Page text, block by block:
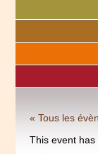
« Tous les
This event has